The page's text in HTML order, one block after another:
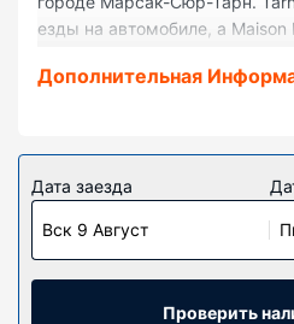
езды на автомобиле, а
расположением: Гольф-клуб
Почувствуйте себя как дома
индивидуальным
можно в общей кухне.
доступ к интернету позволит
связи. Собственные ванные
бесплатные туалетные
Дополнительная
Дата заезда
Вск 9 Август
Проверить